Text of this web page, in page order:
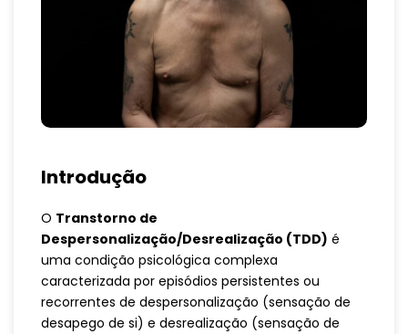
Introdução
O Transtorno de
Despersonalização/Desrealização (TDD) é
uma condição psicológica complexa
caracterizada por episódios persistentes ou
recorrentes de despersonalização (sensação de
desapego de si) e desrealização (sensação de